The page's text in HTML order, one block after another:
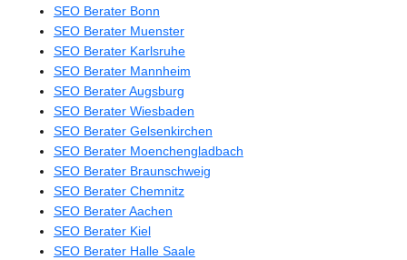
SEO Berater Bonn
SEO Berater Muenster
SEO Berater Karlsruhe
SEO Berater Mannheim
SEO Berater Augsburg
SEO Berater Wiesbaden
SEO Berater Gelsenkirchen
SEO Berater Moenchengladbach
SEO Berater Braunschweig
SEO Berater Chemnitz
SEO Berater Aachen
SEO Berater Kiel
SEO Berater Halle Saale